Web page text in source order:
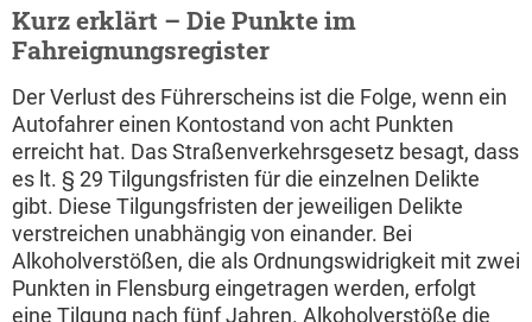
Kurz erklärt – Die Punkte im
Fahreignungsregister
Der Verlust des Führerscheins ist die Folge, wenn ein
Autofahrer einen Kontostand von acht Punkten
erreicht hat. Das Straßenverkehrsgesetz besagt, dass
es lt. § 29 Tilgungsfristen für die einzelnen Delikte
gibt. Diese Tilgungsfristen der jeweiligen Delikte
verstreichen unabhängig von einander. Bei
Alkoholverstößen, die als Ordnungswidrigkeit mit zwei
Punkten in Flensburg eingetragen werden, erfolgt
eine Tilgung nach fünf Jahren. Alkoholverstöße die